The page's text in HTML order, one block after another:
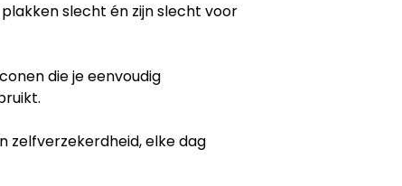
slecht én zijn slecht voor
die je eenvoudig
zelfverzekerdheid, elke dag